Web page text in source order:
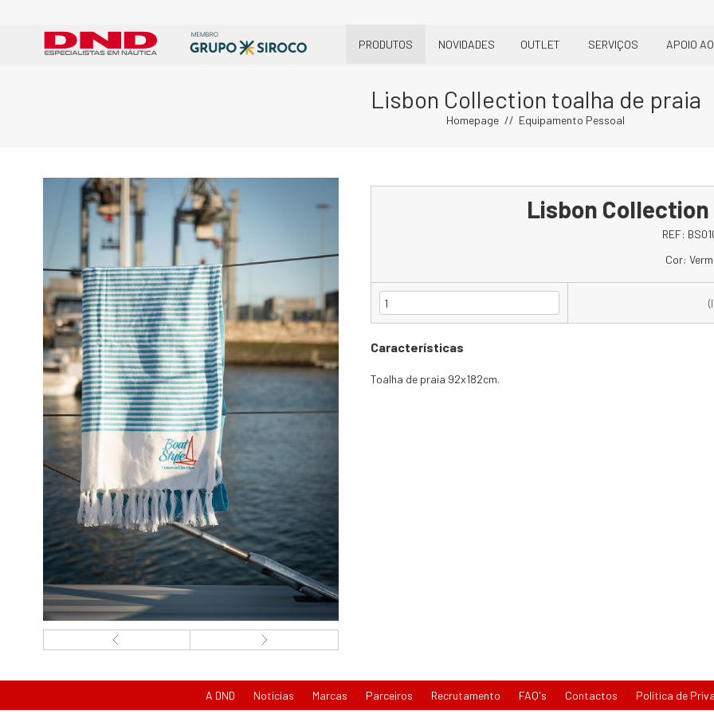
PRODUTOS NOVIDADES OUTLET SERVIÇOS APOIO
Lisbon Collection toalha de praia
Homepage Equipamento Pessoal
Lisbon
REF:
Cor:
Características
Toalha de praia 92x182cm.
A DND Notícias Marcas Parceiros Recrutamento FAQ's Contactos Política de